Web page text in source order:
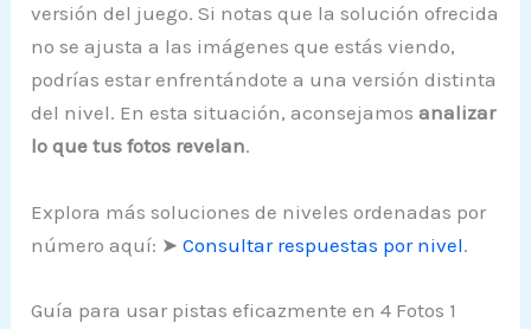
versión del juego. Si notas que la solución ofrecida
no se ajusta a las imágenes que estás viendo,
podrías estar enfrentándote a una versión distinta
del nivel. En esta situación, aconsejamosanalizar
lo que tus fotos revelan.
Explora más soluciones de niveles ordenadas por
número aquí: ➤Consultar respuestas por nivel.
Guía para usar pistas eficazmente en 4 Fotos 1